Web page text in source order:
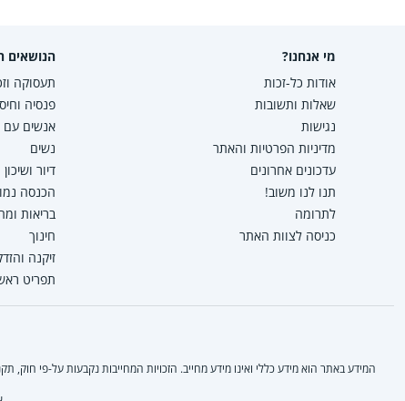
מי אנחנו?
אודות כל-זכות
שאלות ותשובות
נגישות
מדיניות הפרטיות והאתר
עדכונים אחרונים
תנו לנו משוב!
לתרומה
כניסה לצוות האתר
הנושאים
תעסוקה
פנסיה
אנשים עם
נשים
דיור ושיכון
הכנסה
בריאות
חינוך
זיקנה
תפריט
המידע באתר הוא מידע כללי ואינו מידע מחייב. הזכויות המחייבות נקבעות על-פי